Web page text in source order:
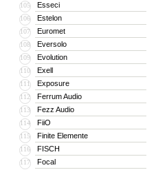
105 Esseci
106 Estelon
107 Euromet
108 Eversolo
109 Evolution
110 Exell
111 Exposure
112 Ferrum Audio
113 Fezz Audio
114 FiiO
115 Finite Elemente
116 FISCH
117 Focal